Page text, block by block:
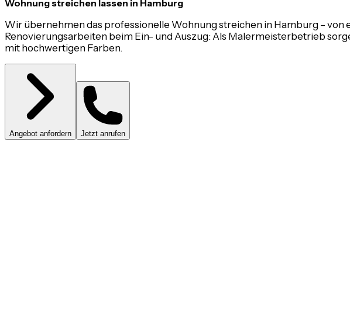
Wohnung streichen lassen in Hamburg
Wir übernehmen das professionelle Wohnung streichen in Hamburg –
Renovierungsarbeiten beim Ein- und Auszug: Als Malermeisterbetrieb
mit hochwertigen Farben.
Angebot anfordern Jetzt anrufen